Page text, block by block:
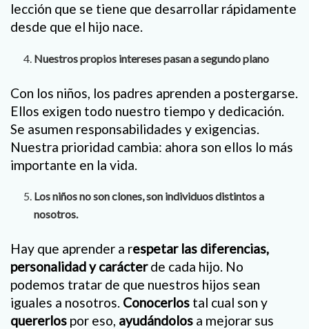
lección que se tiene que desarrollar rápidamente
desde que el hijo nace.
Nuestros propios intereses pasan a segundo plano
Con los niños, los padres aprenden a postergarse.
Ellos exigen todo nuestro tiempo y dedicación.
Se asumen responsabilidades y exigencias.
Nuestra prioridad cambia: ahora son ellos lo más
importante en la vida.
Los niños no son clones, son individuos distintos a
nosotros.
Hay que aprender a respetar las diferencias,
personalidad y carácterde cada hijo. No
podemos tratar de que nuestros hijos sean
iguales a nosotros. Conocerlos tal cual son y
quererlos por eso, ayudándolos a mejorar sus